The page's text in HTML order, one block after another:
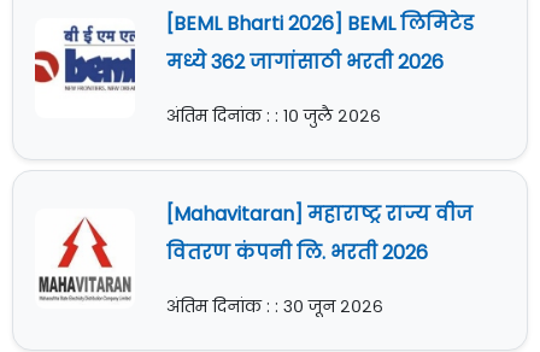
[BEML Bharti 2026] BEML लिमिटेड
मध्ये 362 जागांसाठी भरती 2026
अंतिम दिनांक : : १० जुलै २०२६
[Mahavitaran] महाराष्ट्र राज्य वीज
वितरण कंपनी लि. भरती 2026
अंतिम दिनांक : : ३० जून २०२६